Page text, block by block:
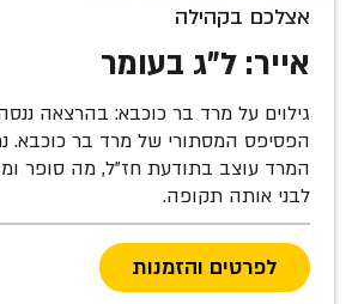
אצלכם בקהילה
אייר: ל"ג בעומר
גילוים על מרד בר כוכבא: בהרצאה
הפסיפס המסתורי של מרד בר כוכבא.
המרד עוצב בתודעת חז"ל, מה סופר
לבני אותה תקופה.
לפרטים והזמנות